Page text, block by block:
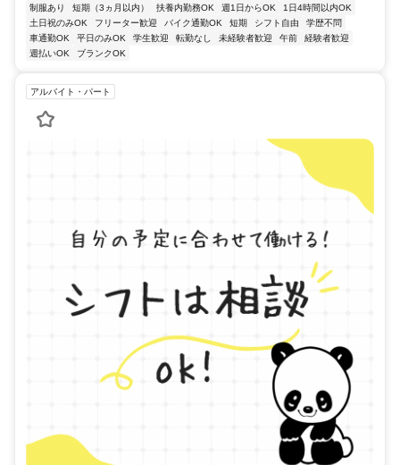
制服あり 短期（3ヵ月以内） 扶養内勤務OK 週1日からOK
1日4時間以内OK
土日祝のみOK
フリーター歓迎 バイク通勤OK 短期 シフト自由
学歴不問
車通勤OK
平日のみOK 学生歓迎 転勤なし 未経験者歓迎 午前
経験者歓迎
週払いOK
ブランクOK
アルバイト・パート